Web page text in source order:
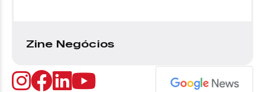
Zine Negócios